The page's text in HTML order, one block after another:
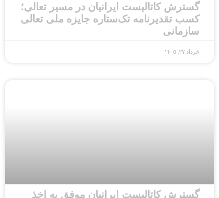
گسترش کاتالیست ایرانیان در مسیر تعالی؛
کسب تقدیرنامه تک‌ستاره جایزه ملی تعالی
سازمانی
خرداد ۲۷, ۱۴۰۵
گسترش کاتالیست ایرانیان موفق به اخذ